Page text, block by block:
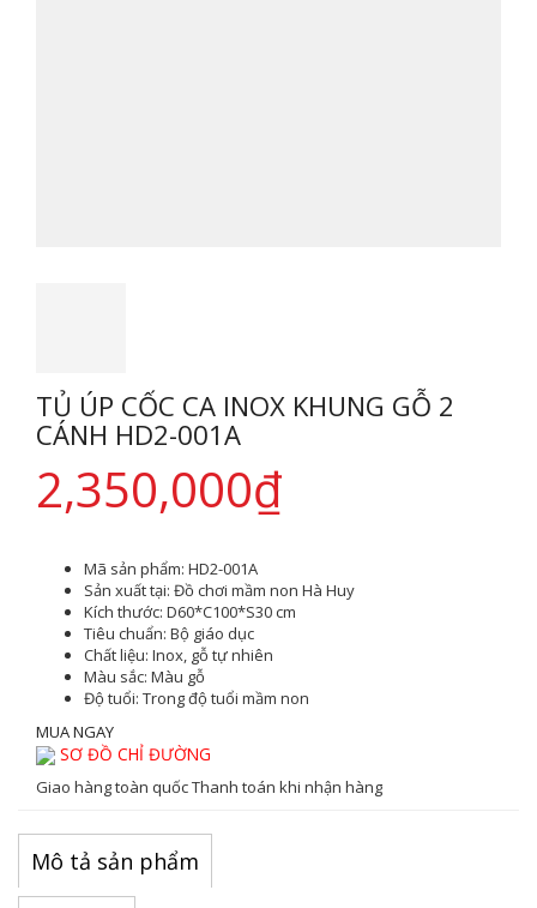
TỦ ÚP CỐC CA INOX KHUNG GỖ 2
CÁNH HD2-001A
2,350,000₫
Mã sản phẩm: HD2-001A
Sản xuất tại: Đồ chơi mầm non Hà Huy
Kích thước: D60*C100*S30 cm
Tiêu chuẩn: Bộ giáo dục
Chất liệu: Inox, gỗ tự nhiên
Màu sắc: Màu gỗ
Độ tuổi: Trong độ tuổi mầm non
MUA NGAY
SƠ ĐỒ CHỈ ĐƯỜNG
Giao hàng toàn quốcThanh toán khi nhận hàng
Mô tả sản phẩm